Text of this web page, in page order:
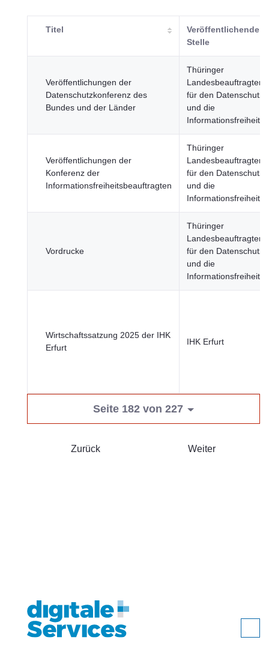
Titel
Veröffentlichende
Stelle
Veröffentlichungen der
Datenschutzkonferenz des
Bundes und der Länder
Thüringer
Landesbeauftragter
für den Datenschutz
und die
Informationsfreiheit
Veröffentlichungen der
Konferenz der
Informationsfreiheitsbeauftragten
Thüringer
Landesbeauftragter
für den Datenschutz
und die
Informationsfreiheit
Vordrucke
Thüringer
Landesbeauftragter
für den Datenschutz
und die
Informationsfreiheit
Wirtschaftssatzung 2025 der IHK
Erfurt
IHK Erfurt
Seite 182 von 227
Zurück Weiter